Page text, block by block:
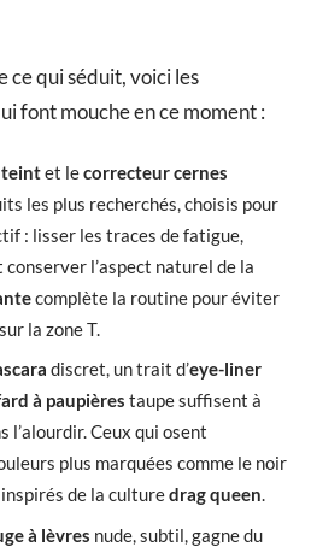
ce qui séduit, voici les
font mouche en ce moment :
teintet lecorrecteur cernes
les plus recherchés, choisis pour
: lisser les traces de fatigue,
l’aspect naturel de la
complète la routine pour éviter
la zone T.
discret, un trait d’eye-liner
à paupières taupe suffisent à
Ceux qui osent
plus marquées comme le noir
de la culturedrag queen.
à lèvres nude, subtil, gagne du